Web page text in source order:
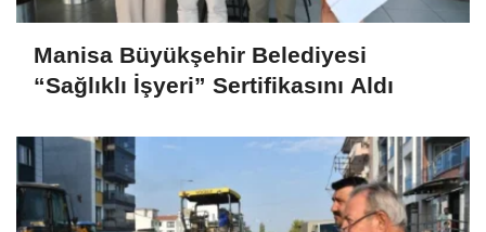
Manisa Büyükşehir Belediyesi
“Sağlıklı İşyeri” Sertifikasını Aldı